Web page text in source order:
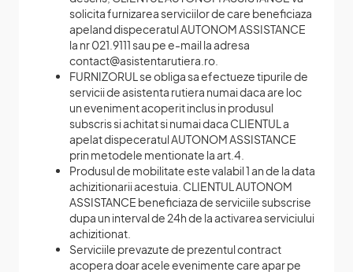
solicita furnizarea serviciilor de care beneficiaza
apeland dispeceratul AUTONOM ASSISTANCE
la nr 021.9111 sau pe e-mail la adresa
contact@asistentarutiera.ro.
FURNIZORUL se obliga sa efectueze tipurile de
servicii de asistenta rutiera numai daca are loc
un eveniment acoperit inclus in produsul
subscris si achitat si numai daca CLIENTUL a
apelat dispeceratul AUTONOM ASSISTANCE
prin metodele mentionate la art.4.
Produsul de mobilitate este valabil 1 an de la data
achizitionarii acestuia. CLIENTUL AUTONOM
ASSISTANCE beneficiaza de serviciile subscrise
dupa un interval de 24h de la activarea serviciului
achizitionat.
Serviciile prevazute de prezentul contract
acopera doar acele evenimente care apar pe